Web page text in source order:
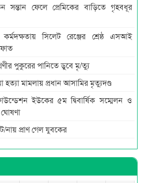
সন্তান ফেলে প্রেমিকের বাড়িতে গৃহবধূর
সিলেট রেঞ্জের শ্রেষ্ঠ এসআই
পুকুরের পানিতে ডুবে মৃ/ত্যু
হত্যা মামলায় প্রধান আসামির মৃত্যুদণ্ড
ইউকের ৫ম দ্বিবার্ষিক সম্মেলন ও
নায় প্রাণ গেল যুবকের